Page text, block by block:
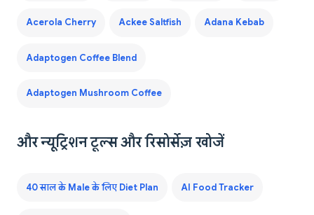
Acerola Cherry Ackee Saltfish Adana Kebab
Adaptogen Coffee Blend
Adaptogen Mushroom Coffee
और न्यूट्रिशन टूल्स और रिसोर्सेज़ खोजें
40 साल के Male के लिए Diet Plan AI Food Tracker